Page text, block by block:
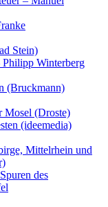
Stein)
Winterberg
(Bruckmann)
Mosel (Droste)
(ideemedia)
Mittelrhein und
des